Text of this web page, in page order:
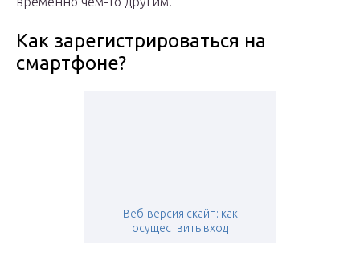
Как зарегистрироваться на
смартфоне?
Веб-версия скайп: как
осуществить вход